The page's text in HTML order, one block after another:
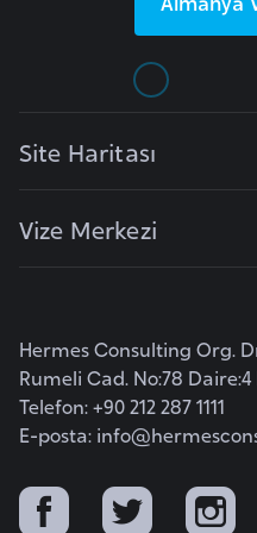
Site Haritası
Vize Merkezi
Hermes Consulting Org.
Rumeli Cad. No:78 Daire:4
Telefon: +90 212 287 1111
E-posta:
d
e
k
C
u
h